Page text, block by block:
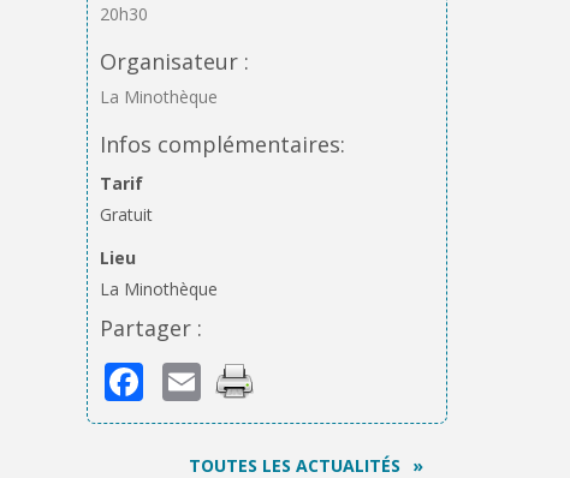
20h30
Organisateur :
La Minothèque
Infos complémentaires:
Tarif
Gratuit
Lieu
La Minothèque
Partager :
Facebook
Email
TOUTES LES ACTUALITÉS